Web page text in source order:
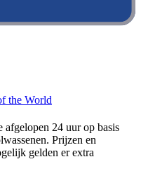
the World
afgelopen 24 uur op basis
Prijzen en
gelden er extra